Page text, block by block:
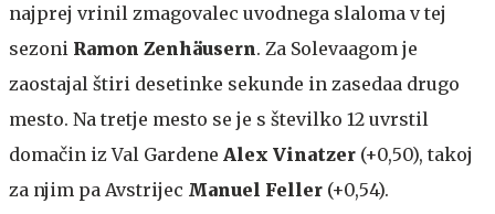
najprej vrinil zmagovalec uvodnega slaloma v tej
sezoni Ramon Zenhäusern. Za Solevaagom je
zaostajal štiri desetinke sekunde in zasedaa drugo
mesto. Na tretje mesto se je s številko 12 uvrstil
domačin iz Val Gardene Alex Vinatzer (+0,50), takoj
za njim pa Avstrijec Manuel Feller (+0,54).